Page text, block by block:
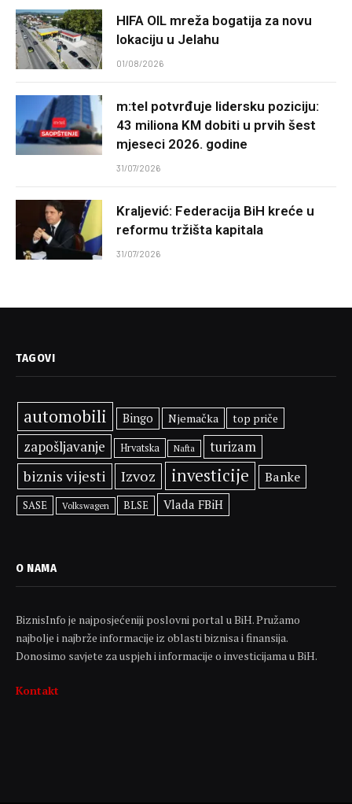
HIFA OIL mreža bogatija za novu
lokaciju u Jelahu
01/08/2026
m:tel potvrđuje lidersku poziciju:
43 miliona KM dobiti u prvih šest
mjeseci 2026. godine
31/07/2026
Kraljević: Federacija BiH kreće u
reformu tržišta kapitala
31/07/2026
TAGOVI
automobili Bingo Njemačka top priče
zapošljavanje Hrvatska Nafta turizam
biznis vijesti Izvoz investicije Banke
SASE Volkswagen BLSE Vlada FBiH
O NAMA
BiznisInfo je najposjećeniji poslovni portal u BiH. Pružamo
najbolje i najbrže informacije iz oblasti biznisa i finansija.
Donosimo savjete za uspjeh i informacije o investicijama u BiH.
Kontakt